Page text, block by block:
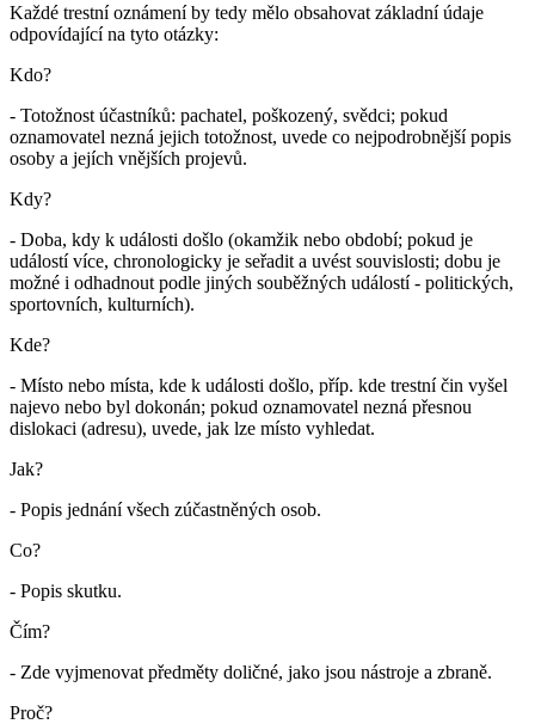
Každé trestní oznámení by tedy mělo obsahovat základní údaje
odpovídající na tyto otázky:
Kdo?
- Totožnost účastníků: pachatel, poškozený, svědci; pokud
oznamovatel nezná jejich totožnost, uvede co nejpodrobnější popis
osoby a jejích vnějších projevů.
Kdy?
- Doba, kdy k události došlo (okamžik nebo období; pokud je
událostí více, chronologicky je seřadit a uvést souvislosti; dobu je
možné i odhadnout podle jiných souběžných událostí - politických,
sportovních, kulturních).
Kde?
- Místo nebo místa, kde k události došlo, příp. kde trestní čin vyšel
najevo nebo byl dokonán; pokud oznamovatel nezná přesnou
dislokaci (adresu), uvede, jak lze místo vyhledat.
Jak?
- Popis jednání všech zúčastněných osob.
Co?
- Popis skutku.
Čím?
- Zde vyjmenovat předměty doličné, jako jsou nástroje a zbraně.
Proč?